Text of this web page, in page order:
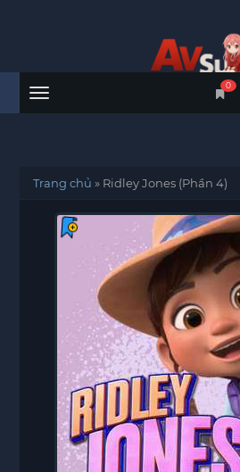
Menu
0
Trang chủ » Ridley Jones (Phần 4)